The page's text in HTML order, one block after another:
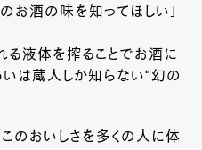
お酒の味を知ってほしい」
る液体を搾ることでお酒に
は蔵人しか知らない“幻の
のおいしさを多くの人に体